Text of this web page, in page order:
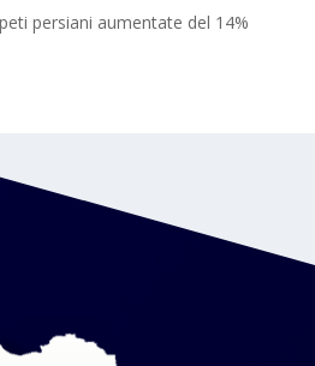
persiani aumentate del 14%